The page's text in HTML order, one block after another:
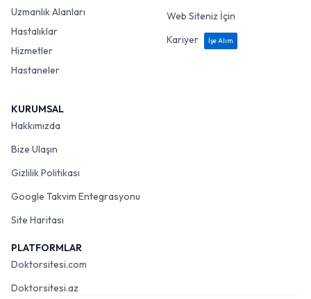
Uzmanlık Alanları
Hastalıklar
Hizmetler
Hastaneler
Web Siteniz İçin
Kariyer
İşe Alım
KURUMSAL
Hakkımızda
Bize Ulaşın
Gizlilik Politikası
Google Takvim Entegrasyonu
Site Haritası
PLATFORMLAR
Doktorsitesi.com
Doktorsitesi.az